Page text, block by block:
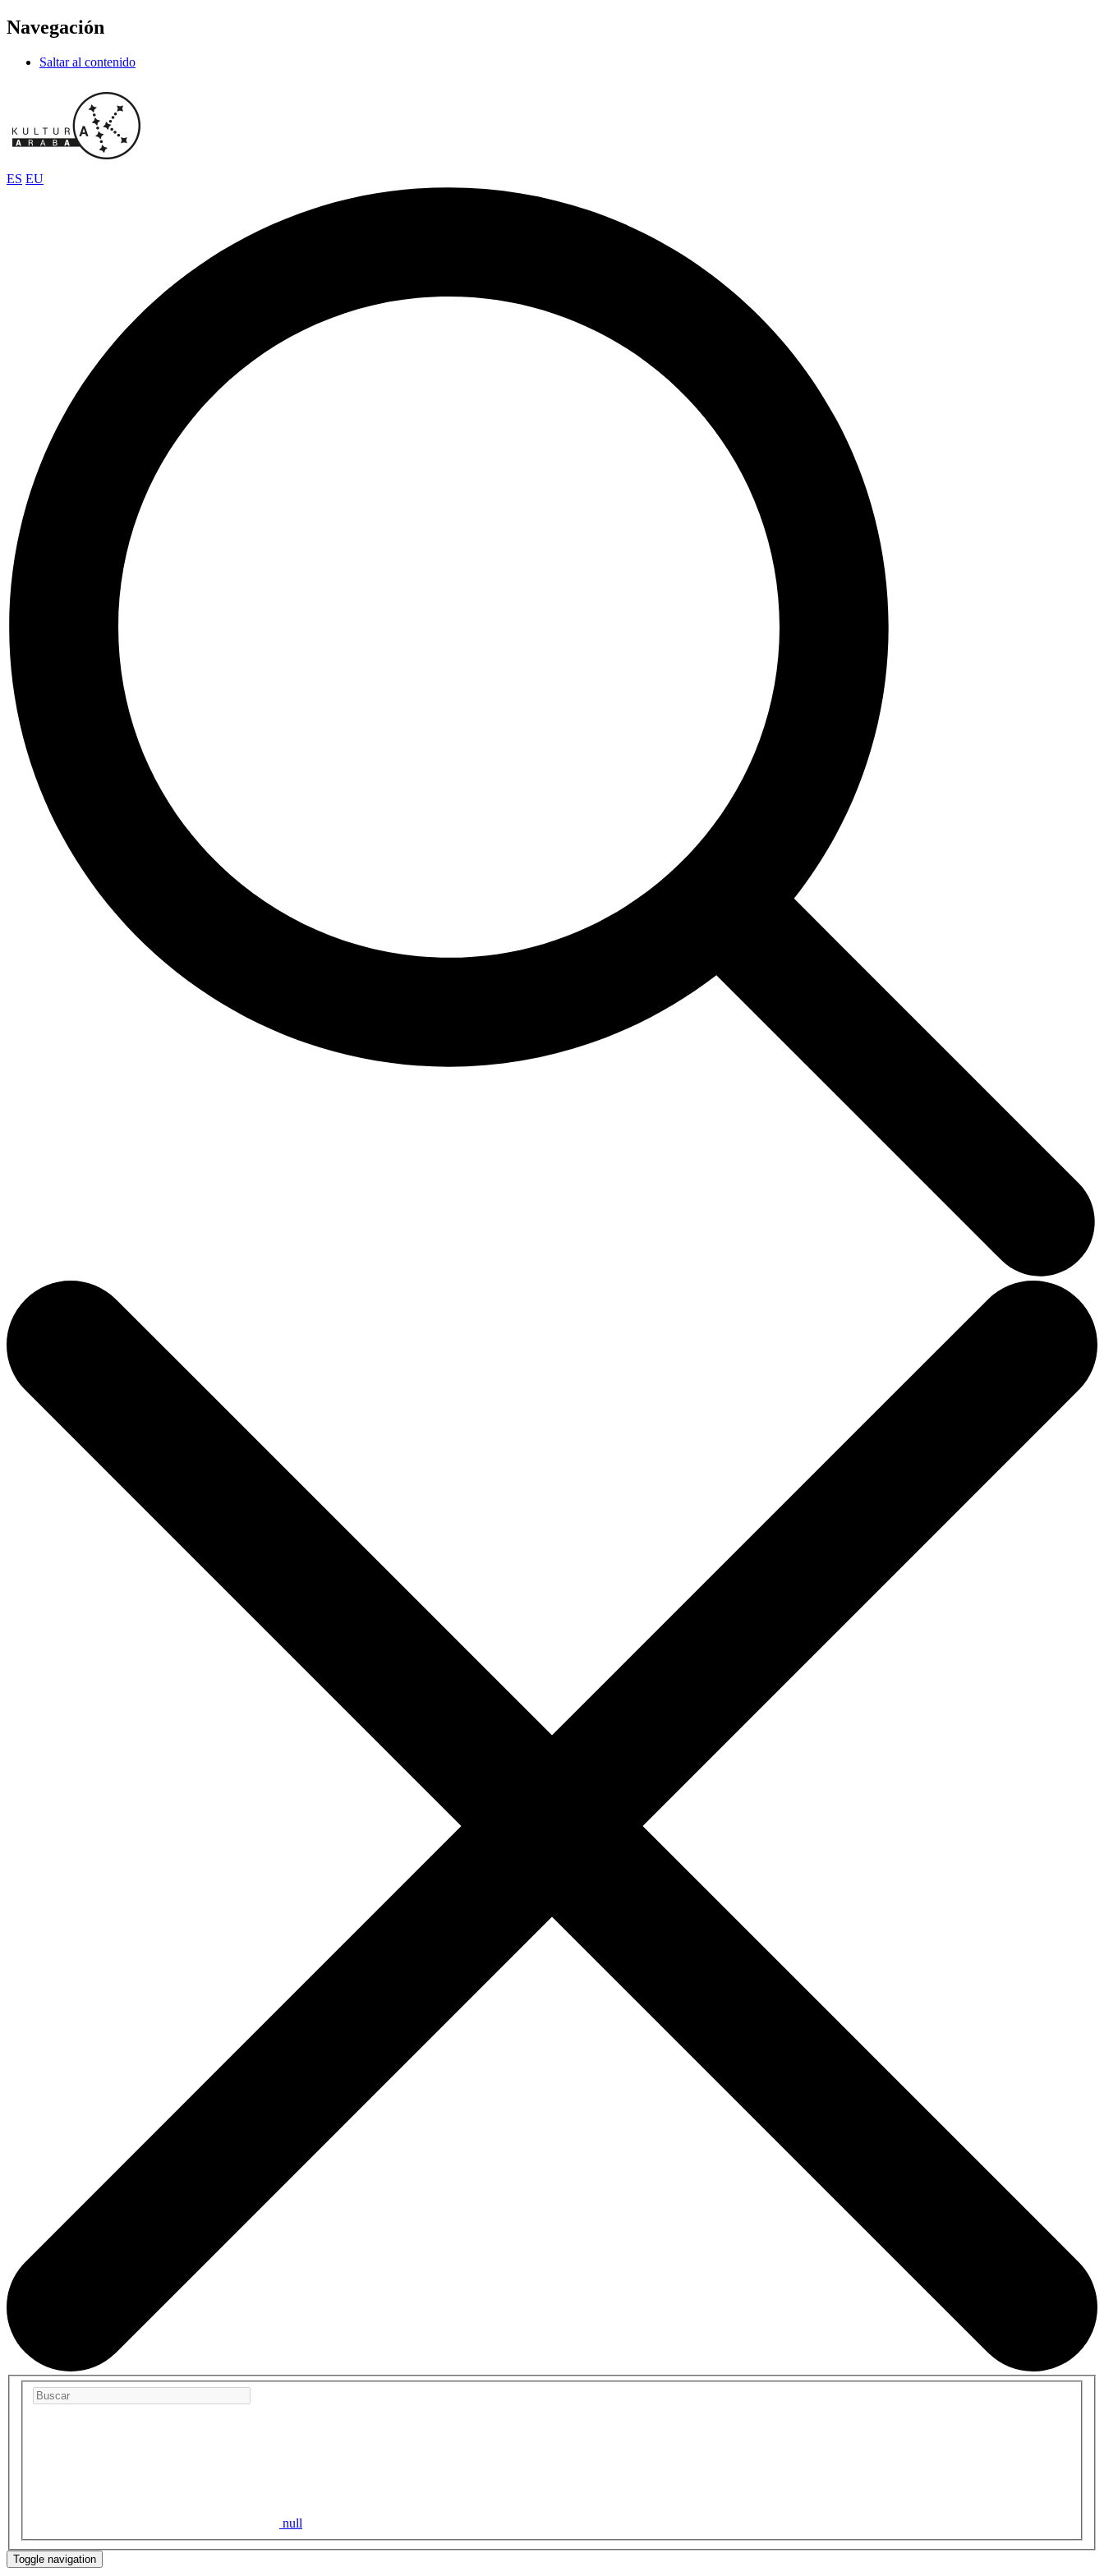
Navegación
Saltar al contenido
ES EU
null
Toggle navigation